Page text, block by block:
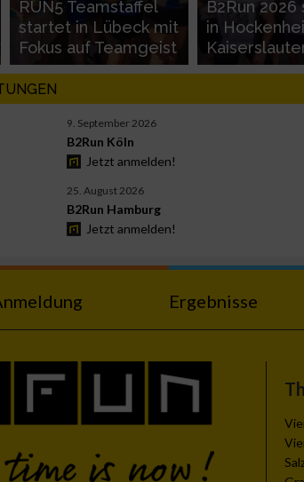
RUN5 Teamstaffel
startet in Lübeck mit
Fokus auf Teamgeist
B2Run
in
9. September 2026
B2Run Köln
Jetzt anmelden!
25. August 2026
B2Run Hamburg
Jetzt anmelden!
Ergebnisse